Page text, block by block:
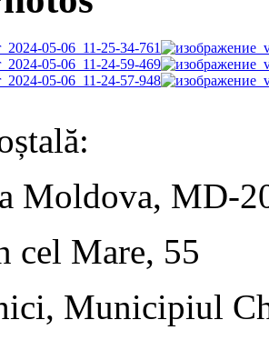
Moldova, MD-
cel Mare, 55
Municipiul